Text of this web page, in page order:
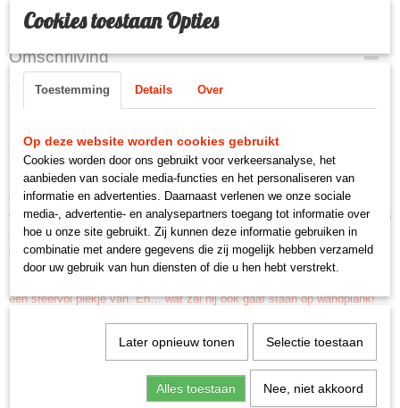
Omschrijving
Gilde Handwerk Mops Hond - Sculptuur Beeld - Pop/Street Art - Polyresin
- 21 cm hoog
Pop/Street Art is weer helemaal terug in de interieurtrends. En vooral een
beeld/sculptuur van een dier is een echte musthave.
Dus ben je Gek op design en hou je van interieurmusthaves? Dan is dit
gave beeld van eenMopsvan het trendy merk Gilde Handwerk echt iets
voor jou. Om de nek zit een riempje met een zilver belletje. Het street/pop
art werk op de beelden wordt speciaal voor Gilde Handwerk gemaakt door
de meester van de pop art Oliver Klapp
een sfeervol plekje van. En… wat zal hij ook gaaf staan op wandplank!
Cookies toestaan Opties
Toestemming Details Over
Op deze website worden cookies gebruikt
Cookies worden door ons gebruikt voor verkeersanalyse, het
aanbieden van sociale media-functies en het personaliseren van
informatie en advertenties. Daarnaast verlenen we onze sociale
media-, advertentie- en analysepartners toegang tot informatie over
hoe u onze site gebruikt. Zij kunnen deze informatie gebruiken in
combinatie met andere gegevens die zij mogelijk hebben verzameld
door uw gebruik van hun diensten of die u hen hebt verstrekt.
Later opnieuw tonen Selectie toestaan
Alles toestaan Nee, niet akkoord